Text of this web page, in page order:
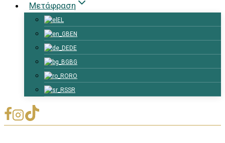
Μετάφραση
EL
EN
DE
BG
RO
SR